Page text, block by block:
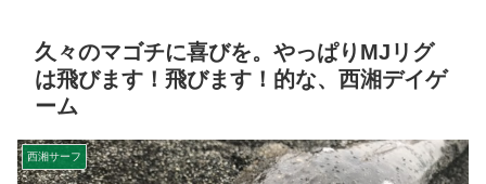
久々のマゴチに喜びを。やっぱりMJリグ
は飛びます！飛びます！的な、西湘デイゲ
ーム
西湘サーフ